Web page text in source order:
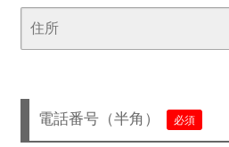
電話番号（半角） 必須